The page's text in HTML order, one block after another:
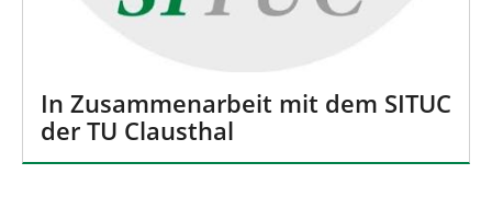
In Zusammenarbeit mit dem SITUC
der TU Clausthal